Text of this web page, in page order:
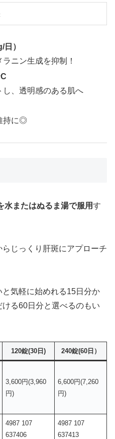
）
ニン生成を抑制！
、透明感のある肌へ
持に◎
水またはぬるま湯で服用す
じっくり肝斑にアプローチ
気軽に始めれる15日分か
る60日分と選べるのもい
120錠(30日) 240錠(60日）
3,600円(3,960
円)
6,600円(7,260
円)
4987 107
637406
4987 107
637413